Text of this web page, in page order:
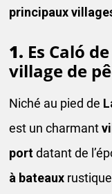
principaux
1. Es Caló
village de
Niché au pied de
est un charmant
portdatant de
à bateaux